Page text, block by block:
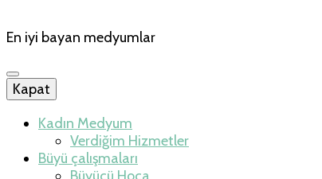
En iyi bayan medyumlar
Kapat
Kadın Medyum
Verdiğim Hizmetler
Büyü çalışmaları